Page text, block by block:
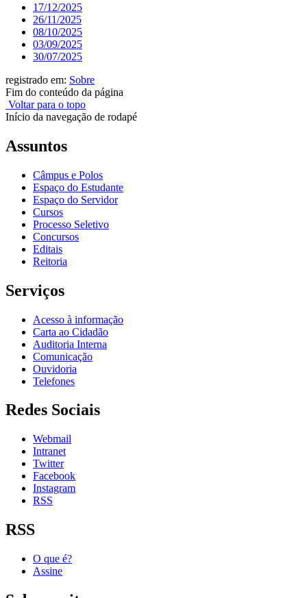
17/12/2025
26/11/2025
08/10/2025
03/09/2025
30/07/2025
registrado em: Sobre
Fim do conteúdo da página
Voltar para o topo
Início da navegação de rodapé
Assuntos
Câmpus e Polos
Espaço do Estudante
Espaço do Servidor
Cursos
Processo Seletivo
Concursos
Editais
Reitoria
Serviços
Acesso à informação
Carta ao Cidadão
Auditoria Interna
Comunicação
Ouvidoria
Telefones
Redes Sociais
Webmail
Intranet
Twitter
Facebook
Instagram
RSS
RSS
O que é?
Assine